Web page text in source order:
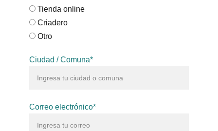
Tienda online
Criadero
Otro
Ciudad / Comuna*
Correo electrónico*